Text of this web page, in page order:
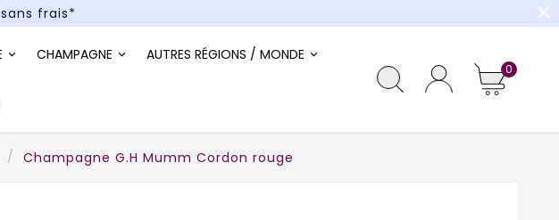
frais*
close
CHAMPAGNE AUTRES RÉGIONS / MONDE
0
Champagne G.H Mumm Cordon rouge